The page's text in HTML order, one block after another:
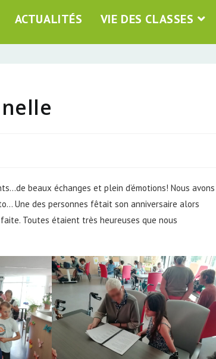
ACTUALITÉS VIE DES CLASSES
beaux échanges et plein d’émotions! Nous avons
Une des personnes fêtait son anniversaire alors
Toutes étaient très heureuses que nous